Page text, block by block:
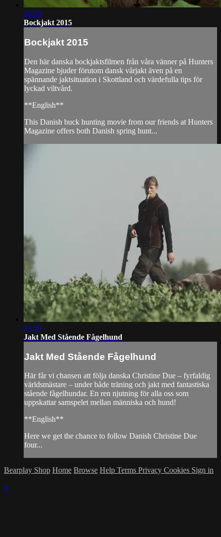
24:59
Bockjakt 2015
Bockjakt 2015
Den här danska bockjaktsfilmen från våra vänner på Hunters
Magazine bjuder förutom dansk vårjakt även på en
spännande jaktsituation i Skottland och värdefulla tips för
lyckad viltvård.
**English**
This Danish buck hunting movie from our friends at Hunters
Magazine offers both Danish spring hunt...
24:59
Jakt Med Stående Fågelhund
Jakt Med Stående Fågelhund
Här får vi chansen att följa danska Christine Due – fyrfaldig
världsmästare – under både träning och jakt med fantastiska
stående fågelhundar. En ren njutning för alla oss som
uppskattar samspelet mellan människa och hund!
**English**
Here we get the chance to follow Danish Christine Due
four...
Bearplay Shop Home Browse Help Terms Privacy Cookies Sign in
×